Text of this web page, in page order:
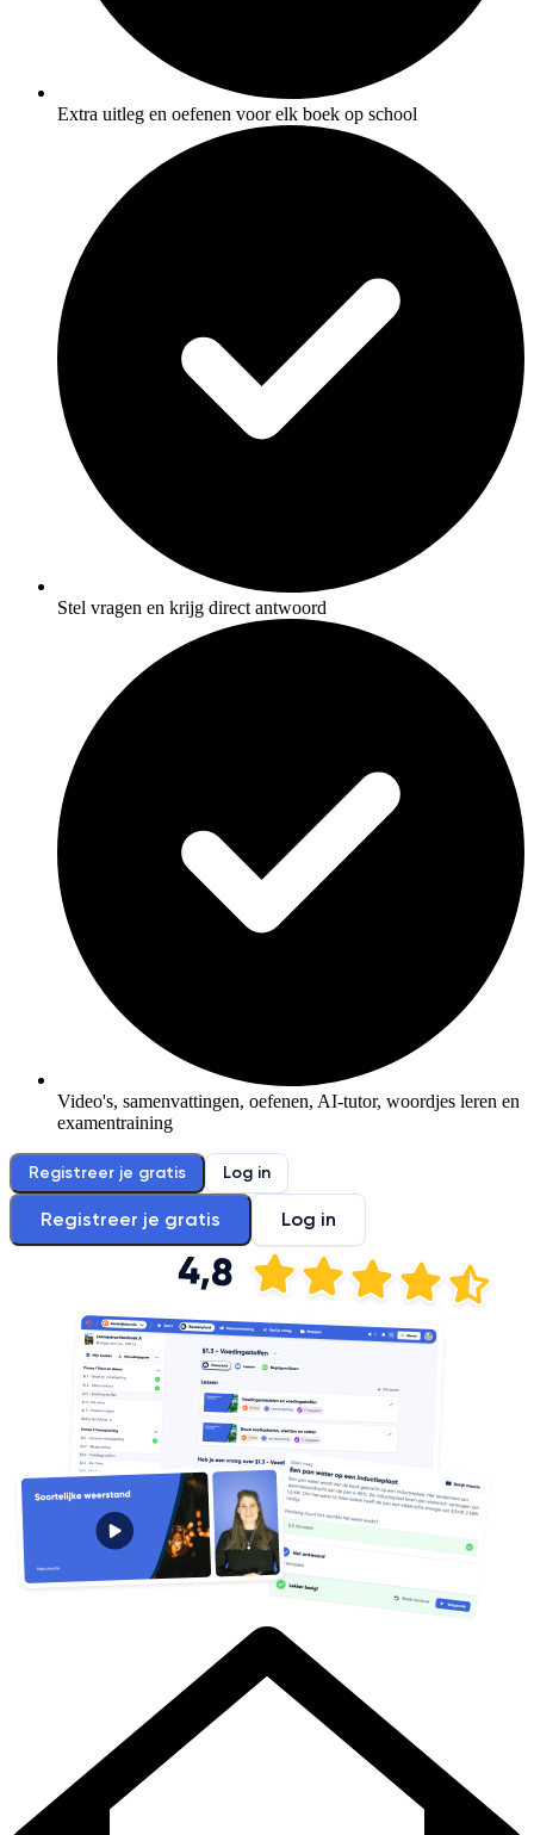
Extra uitleg en oefenen voor elk boek op school
Stel vragen en krijg direct antwoord
Video's, samenvattingen, oefenen, AI-tutor, woordjes leren en
examentraining
Registreer je gratis Log in
Registreer je gratis Log in